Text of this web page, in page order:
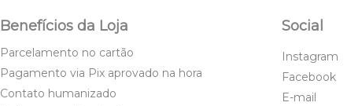
Benefícios da Loja
Parcelamento no cartão
Pagamento via Pix aprovado na hora
Contato humanizado
Social
Instagram
Facebook
E-mail